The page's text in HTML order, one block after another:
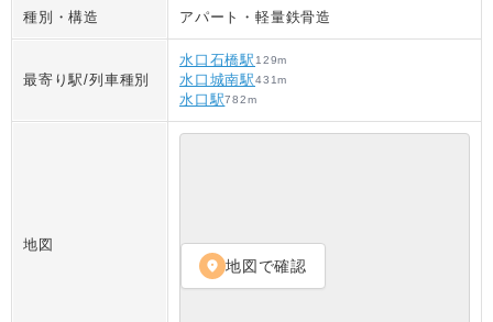
種別・構造 アパート ・軽量鉄骨造
最寄り駅/列車種別
水口石橋駅 129m
水口城南駅431m
水口駅782m
地図
location_on 地図で確認